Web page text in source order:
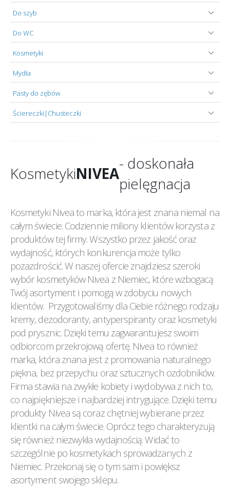
Do szyb
Do WC
Kosmetyki
Mydła
Pasty do zębów
Ściereczki|Chusteczki
KosmetykiNIVEA
- doskonała
pielęgnacja
Kosmetyki Nivea to marka, która jest znana niemal na
całym świecie. Codziennie miliony klientów korzysta z
produktów tej firmy. Wszystko przez jakość oraz
wydajność, których konkurencja może tylko
pozazdrościć. W naszej ofercie znajdziesz szeroki
wybór kosmetyków Nivea z Niemiec, które wzbogacą
Twój asortyment i pomogą w zdobyciu nowych
klientów. Przygotowaliśmy dla Ciebie różnego rodzaju
kremy, dezodoranty, antyperspiranty oraz kosmetyki
pod prysznic. Dzięki temu zagwarantujesz swoim
odbiorcom przekrojową ofertę. Nivea to również
marka, która znana jest z promowania naturalnego
piękna, bez przepychu oraz sztucznych ozdobników.
Firma stawia na zwykłe kobiety i wydobywa z nich to,
co najpiękniejsze i najbardziej intrygujące. Dzięki temu
produkty Nivea są coraz chętniej wybierane przez
klientki na całym świecie. Oprócz tego charakteryzują
się również niezwykła wydajnością. Widać to
szczególnie po kosmetykach sprowadzanych z
Niemiec. Przekonaj się o tym sam i powiększ
asortyment swojego sklepu.